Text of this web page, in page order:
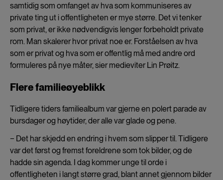
samtidig som omfanget av hva som kommuniseres av
private ting ut i offentligheten er mye større. Det vi tenker
som privat, er ikke nødvendigvis lenger forbeholdt private
rom. Man skalerer hvor privat noe er. Forståelsen av hva
som er privat og hva som er offentlig må med andre ord
formuleres på nye måter, sier medieviter Lin Prøitz.
Flere familieøyeblikk
Tidligere tiders familiealbum var gjerne en polert parade av
bursdager og høytider, der alle var glade og pene.
− Det har skjedd en endring i hvem som slipper til. Tidligere
var det først og fremst foreldrene som tok bilder, og de
hadde sin agenda. I dag kommer unge til orde i
offentligheten i langt større grad, blant annet gjennom bilder